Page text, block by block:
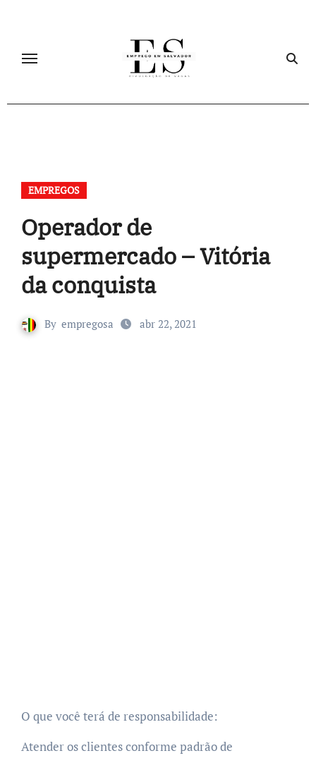
EMPREGOS
Operador de
supermercado – Vitória
da conquista
By empregosa abr 22, 2021
O que você terá de responsabilidade:
Atender os clientes conforme padrão de